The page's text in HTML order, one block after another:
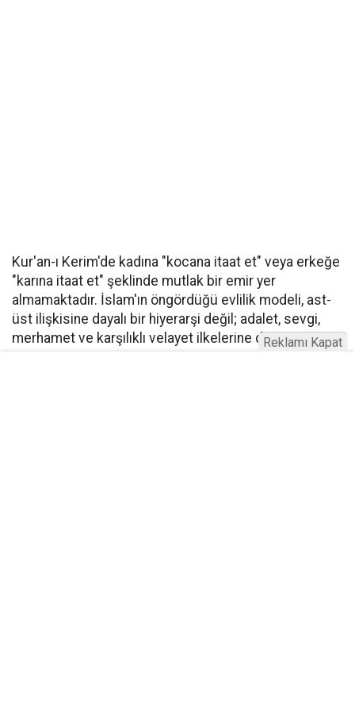
Kur'an-ı Kerim'de kadına "kocana itaat et" veya erkeğe
"karına itaat et" şeklinde mutlak bir emir yer
almamaktadır. İslam'ın öngördüğü evlilik modeli, ast-
üst ilişkisine dayalı bir hiyerarşi değil; adalet, sevgi,
merhamet ve karşılıklı velayet ilkelerine dayanır.Reklamı Kapat